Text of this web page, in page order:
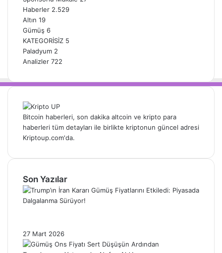
Haberler 2.529
Altın 19
Gümüş 6
KATEGORİSİZ 5
Paladyum 2
Analizler 722
Bitcoin haberleri, son dakika altcoin ve kripto para
haberleri tüm detayları ile birlikte kriptonun güncel adresi
Kriptoup.com'da.
Son Yazılar
27 Mart 2026